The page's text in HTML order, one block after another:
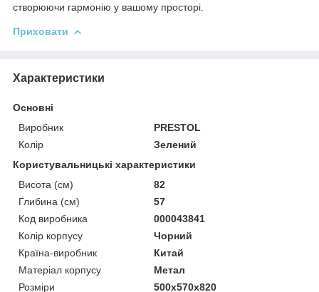
створюючи гармонію у вашому просторі.
Приховати
Характеристики
Основні
Виробник
PRESTOL
Колір
Зелений
Користувальницькі характеристики
Висота (см)
82
Глибина (см)
57
Код виробника
000043841
Колір корпусу
Чорний
Країна-виробник
Китай
Матеріал корпусу
Метал
Розміри
500x570x820